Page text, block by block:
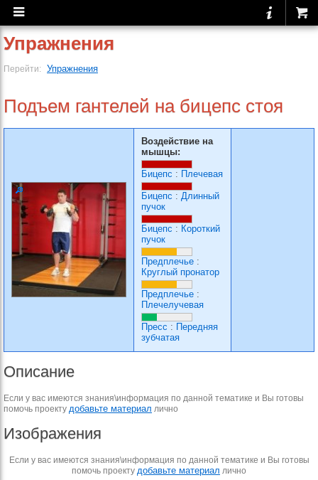
Упражнения
Перейти: Упражнения
Подъем гантелей на бицепс стоя
Воздействие на
мышцы:
Бицепс : Плечевая
Бицепс : Длинный
пучок
Бицепс : Короткий
пучок
Предплечье :
Круглый пронатор
Предплечье :
Плечелучевая
Пресс : Передняя
зубчатая
Описание
Если у вас имеются знания\информация по данной тематике и Вы готовы
помочь проекту добавьте материал лично
Изображения
Если у вас имеются знания\информация по данной тематике и Вы готовы
помочь проекту добавьте материал лично